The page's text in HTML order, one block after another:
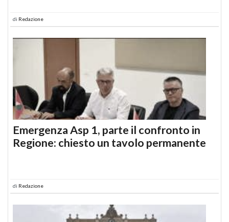
di Redazione
Emergenza Asp 1, parte il confronto in
Regione: chiesto un tavolo permanente
di Redazione